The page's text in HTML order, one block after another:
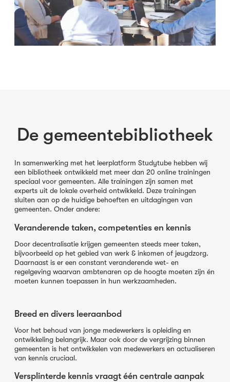
De gemeentebibliotheek
In samenwerking met het leerplatform Studytube hebben wij
een bibliotheek ontwikkeld met meer dan 20 online trainingen
speciaal voor gemeenten. Alle trainingen zijn samen met
experts uit de lokale overheid ontwikkeld. Deze trainingen
sluiten aan op de huidige behoeften en uitdagingen van
gemeenten. Onder andere:
Veranderende taken, competenties en kennis
Door decentralisatie krijgen gemeenten steeds meer taken,
bijvoorbeeld op het gebied van werk & inkomen of jeugdzorg.
Daarnaast is er een constant veranderende wet- en
regelgeving waarvan ambtenaren op de hoogte moeten zijn én
moeten kunnen toepassen in hun werkzaamheden.
Breed en divers leeraanbod
Voor het behoud van jonge medewerkers is opleiding en
ontwikkeling belangrijk. Maar ook door de vergrijzing binnen
gemeenten is het ontwikkelen van medewerkers en actualiseren
van kennis cruciaal.
Versplinterde kennis vraagt één centrale aanpak